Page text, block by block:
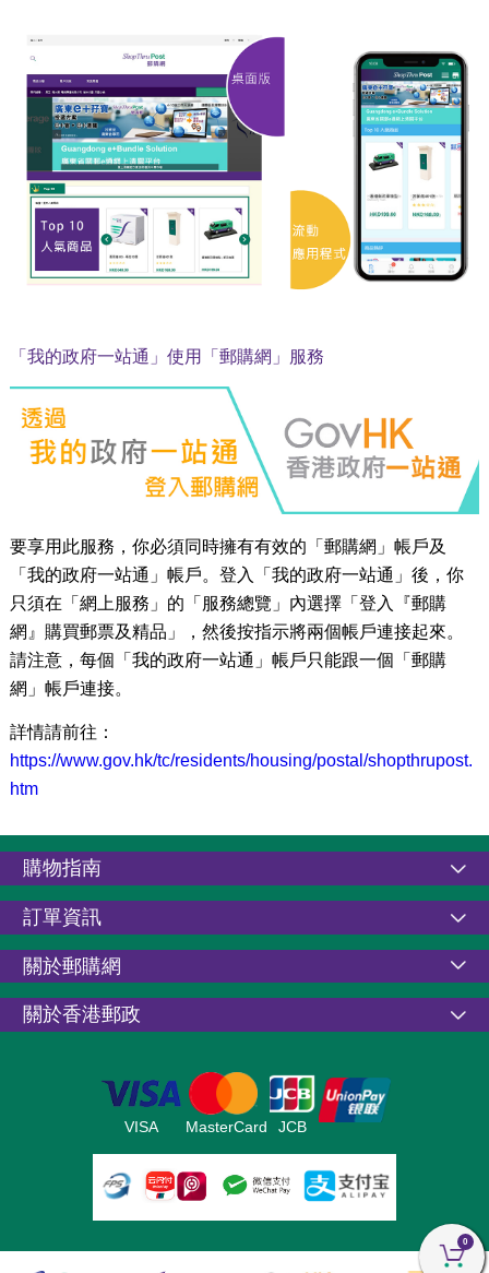
0
「我的政府一站通」使用「郵購網」服務
要享用此服務，你必須同時擁有有效的「郵購網」帳戶及
「我的政府一站通」帳戶。登入「我的政府一站通」後，你
只須在「網上服務」的「服務總覽」內選擇「登入『郵購
網』購買郵票及精品」，然後按指示將兩個帳戶連接起來。
請注意，每個「我的政府一站通」帳戶只能跟一個「郵購
網」帳戶連接。
詳情請前往：
https://www.gov.hk/tc/residents/housing/postal/shopthrupost.
htm
購物指南
訂單資訊
關於郵購網
關於香港郵政
VISA MasterCard JCB